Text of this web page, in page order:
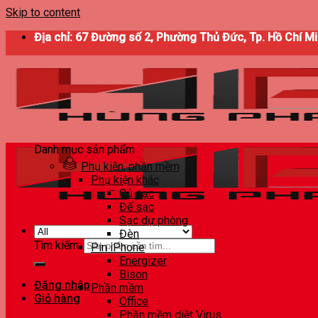
Skip to content
Địa chỉ: 67 Đường số 2, Phường Thủ Đức, Tp. Hồ Chí
Tìm kiếm:
Đăng nhập
Giỏ hàng
Danh mục sản phẩm
Phụ kiện, phần mềm
Phụ kiện khác
Củ sạc
Đế sạc
Sạc dự phòng
Đèn
Pin iPhone
Energizer
Bison
Phần mềm
Office
Phần mềm diệt Virus